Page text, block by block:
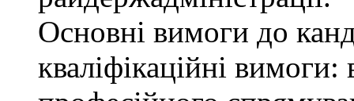
Основні вимоги до
кваліфікаційні